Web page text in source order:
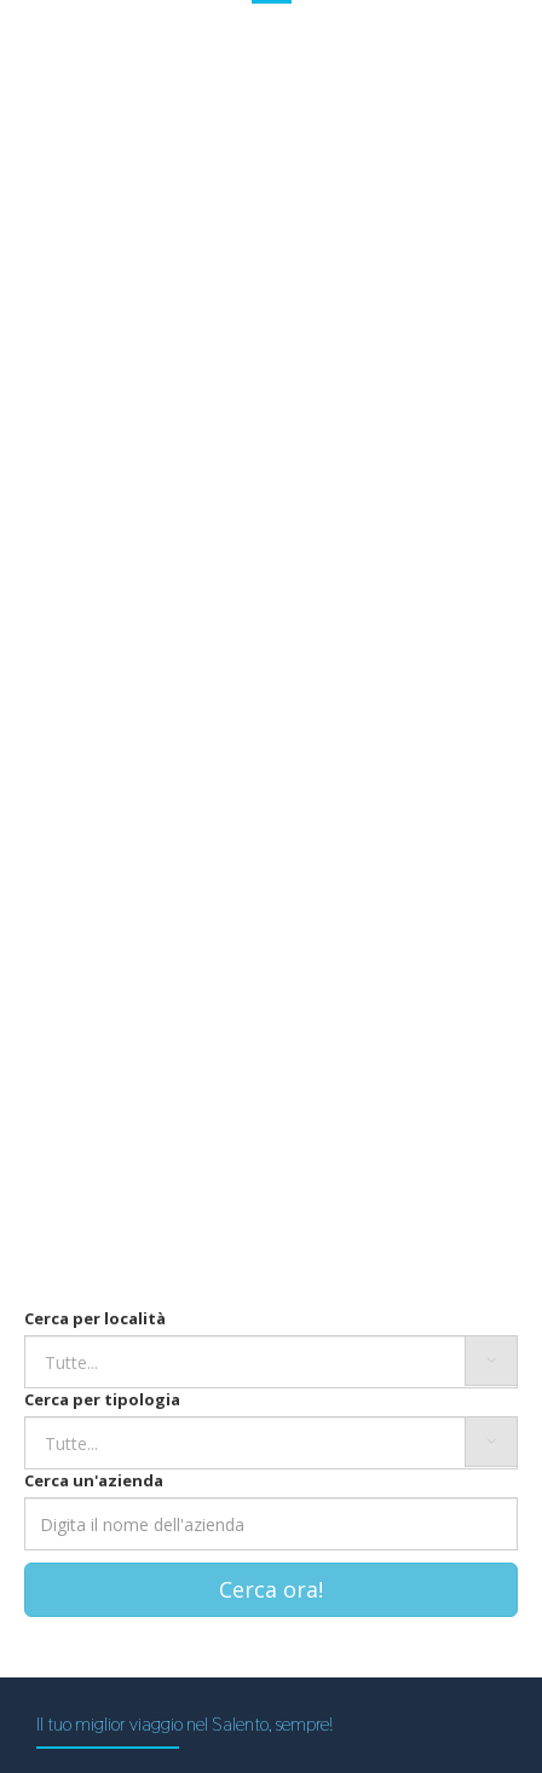
Cerca per località
Cerca per tipologia
Cerca un'azienda
Cerca ora!
Il tuo miglior viaggio nel Salento, sempre!